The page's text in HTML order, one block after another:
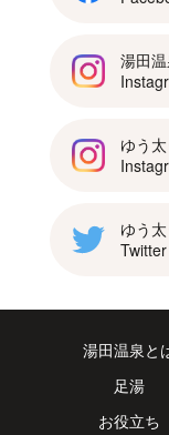
湯田
ゆう太
ゆう太
Twitter
湯田温泉と
足湯
お役立ち